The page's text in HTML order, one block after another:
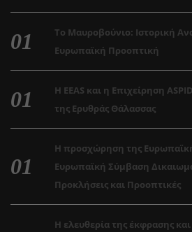
Το Μαυροβούνιο: Ιστορική
Ευρωπαϊκή Προοπτική
Η EEAS και η Επιχείρηση
της Ερυθράς Θάλασσας
Η προσχώρηση της
Ευρωπαϊκή Σύμβαση
Προκλήσεις και Προοπτικές
Η ελευθερία της έκφρασης